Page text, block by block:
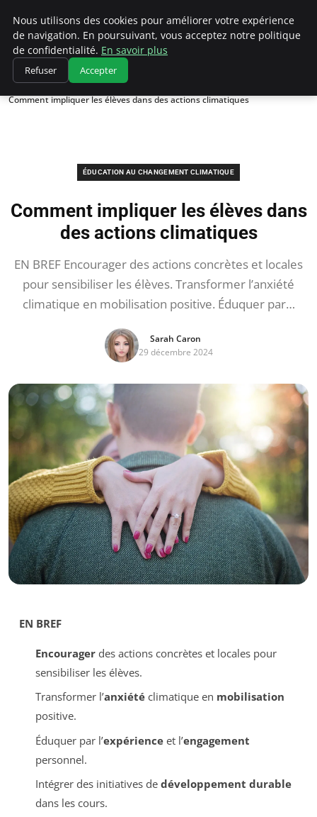
Climatedebtagents
Accueil
Éducation au changement climatique
Comment impliquer les élèves dans des actions climatiques
ÉDUCATION AU CHANGEMENT CLIMATIQUE
Comment impliquer les élèves dans
des actions climatiques
EN BREF Encourager des actions concrètes et locales
pour sensibiliser les élèves. Transformer l’anxiété
climatique en mobilisation positive. Éduquer par…
Sarah Caron
29 décembre 2024
EN BREF
Encouragerdes actions concrètes et locales pour
sensibiliser les élèves.
Transformer l’anxiétéclimatique en mobilisation
positive.
Éduquer par l’expérienceet l’engagement
personnel.
Intégrer des initiatives de développement durable
dans les cours.
Nous utilisons des cookies pour améliorer votre expérience
de navigation. En poursuivant, vous acceptez notre politique
de confidentialité. En savoir plus
Refuser Accepter